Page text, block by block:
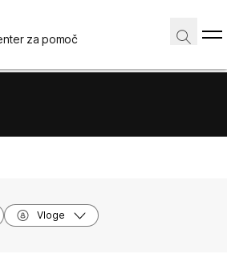
za pomoč
Vloge